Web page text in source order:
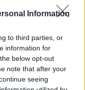
Information
to third parties, or
information for
below opt-out
note that after your
seeing
Klíma és